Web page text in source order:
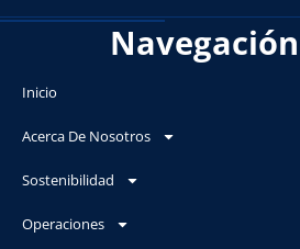
Navegación
Inicio
Acerca De Nosotros
Sostenibilidad
Operaciones